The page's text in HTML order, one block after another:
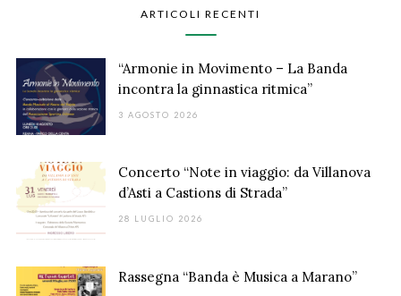
ARTICOLI RECENTI
“Armonie in Movimento – La Banda
incontra la ginnastica ritmica”
3 AGOSTO 2026
Concerto “Note in viaggio: da Villanova
d’Asti a Castions di Strada”
28 LUGLIO 2026
Rassegna “Banda è Musica a Marano”